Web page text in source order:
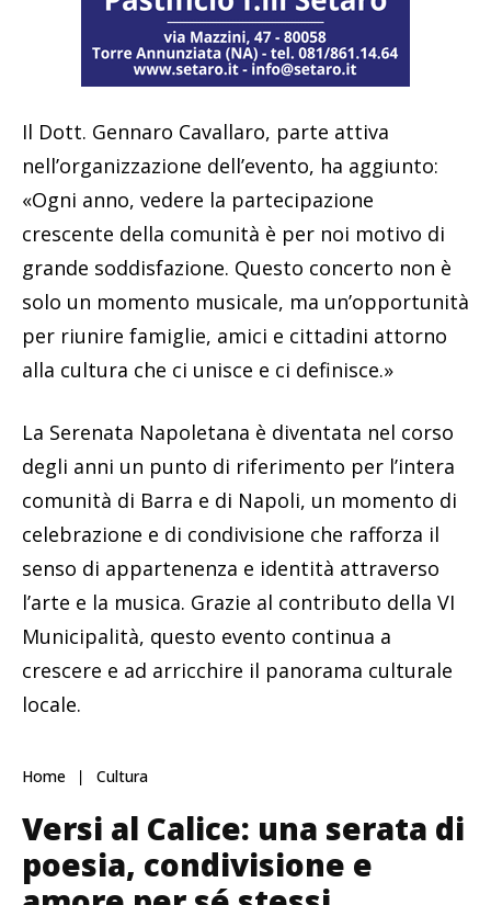
Il Dott. Gennaro Cavallaro, parte attiva
nell’organizzazione dell’evento, ha aggiunto:
«Ogni anno, vedere la partecipazione
crescente della comunità è per noi motivo di
grande soddisfazione. Questo concerto non è
solo un momento musicale, ma un’opportunità
per riunire famiglie, amici e cittadini attorno
alla cultura che ci unisce e ci definisce.»
La Serenata Napoletana è diventata nel corso
degli anni un punto di riferimento per l’intera
comunità di Barra e di Napoli, un momento di
celebrazione e di condivisione che rafforza il
senso di appartenenza e identità attraverso
l’arte e la musica. Grazie al contributo della VI
Municipalità, questo evento continua a
crescere e ad arricchire il panorama culturale
locale.
Home Cultura
Versi al Calice: una serata di
poesia, condivisione e